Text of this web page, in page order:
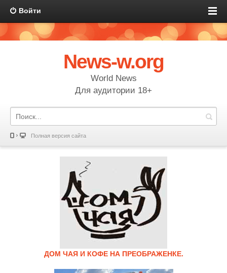
Войти
News-w.org
World News
Для аудитории 18+
Полная версия сайта
ДОМ ЧАЯ И КОФЕ НА ПРЕОБРАЖЕНКЕ.